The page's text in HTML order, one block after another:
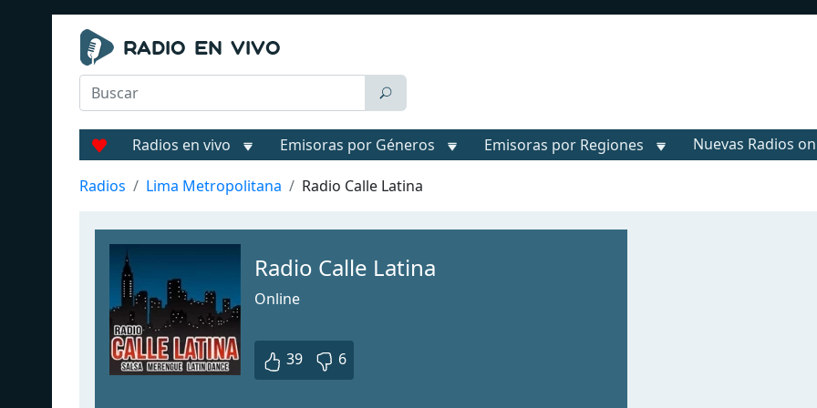
Radios en vivo Emisoras por Géneros Emisoras por Regiones Nuevas Radios
Radios Lima Metropolitana Radio Calle Latina
Radio Calle Latina
Online
39 6